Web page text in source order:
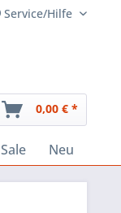
Service/Hilfe
0,00 € *
Sale Neu